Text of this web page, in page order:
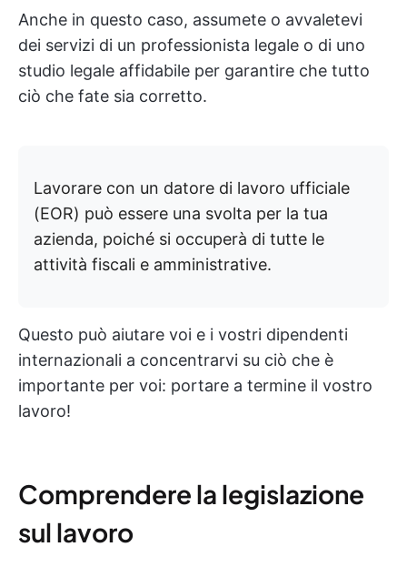
Anche in questo caso, assumete o avvaletevi
dei servizi di un professionista legale o di uno
studio legale affidabile per garantire che tutto
ciò che fate sia corretto.
Lavorare con un datore di lavoro ufficiale
(EOR) può essere una svolta per la tua
azienda, poiché si occuperà di tutte le
attività fiscali e amministrative.
Questo può aiutare voi e i vostri dipendenti
internazionali a concentrarvi su ciò che è
importante per voi: portare a termine il vostro
lavoro!
Comprendere la legislazione
sul lavoro